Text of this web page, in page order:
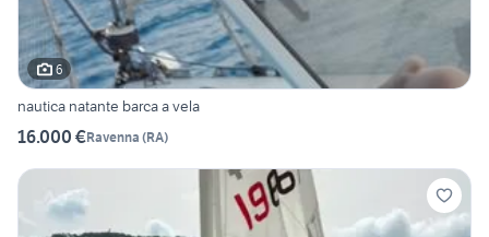
6
nautica natante barca a vela
16.000 €Ravenna (RA)